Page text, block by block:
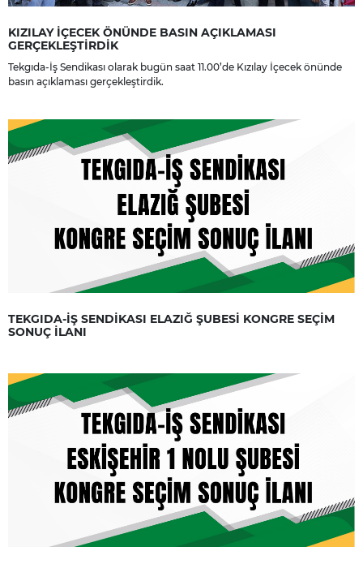
KIZILAY İÇECEK ÖNÜNDE BASIN AÇIKLAMASI
GERÇEKLEŞTİRDİK
Tekgıda-İş Sendikası olarak bugün saat 11.00’de Kızılay İçecek önünde
basın açıklaması gerçekleştirdik.
TEKGIDA-İŞ SENDİKASI ELAZIĞ ŞUBESİ KONGRE SEÇİM
SONUÇ İLANI